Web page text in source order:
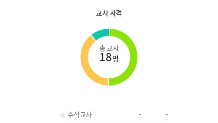
교사 자격
총 교사
18명
수석교사 -
-